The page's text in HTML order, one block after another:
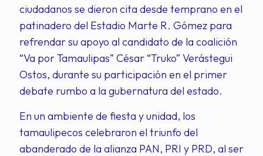
ciudadanos se dieron cita desde temprano en el
patinadero del Estadio Marte R. Gómez para
refrendar su apoyo al candidato de la coalición
“Va por Tamaulipas” César “Truko” Verástegui
Ostos, durante su participación en el primer
debate rumbo a la gubernatura del estado.
En un ambiente de fiesta y unidad, los
tamaulipecos celebraron el triunfo del
abanderado de la alianza PAN, PRI y PRD, al ser